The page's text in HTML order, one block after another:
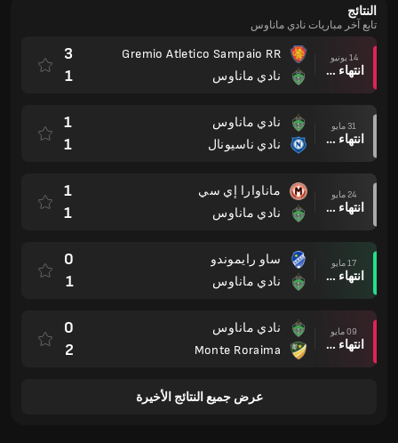
النتائج
تابع آخر مباريات نادي ماناوس
14 يونيو
انتهاء وقت المباراة
Gremio Atletico Sampaio RR
نادي ماناوس
3
1
31 مايو
انتهاء وقت المباراة
نادي ماناوس
نادي ناسيونال
1
1
24 مايو
انتهاء وقت المباراة
ماناوارا إي سي
نادي ماناوس
1
1
17 مايو
انتهاء وقت المباراة
ساو رايموندو
نادي ماناوس
0
1
09 مايو
انتهاء وقت المباراة
نادي ماناوس
Monte Roraima
0
2
عرض جميع النتائج الأخيرة